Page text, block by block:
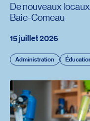
15 juillet 2026
Administration
De nouveaux locaux
Baie-Comeau